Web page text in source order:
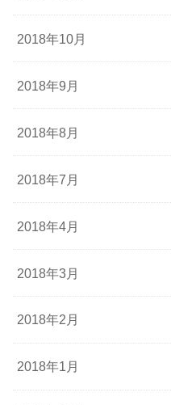
2018年10月
2018年9月
2018年8月
2018年7月
2018年4月
2018年3月
2018年2月
2018年1月